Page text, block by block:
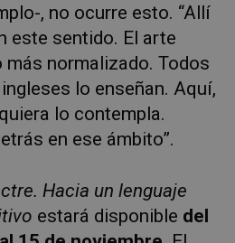
, no ocurre esto. “Allí
este sentido. El arte
normalizado. Todos
lo enseñan. Aquí,
lo contempla.
en ese ámbito”.
. Hacia un lenguaje
estará disponible del